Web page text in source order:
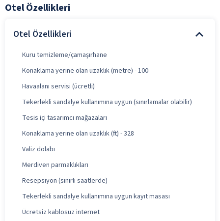
Otel Özellikleri
Otel Özellikleri
Kuru temizleme/çamaşırhane
Konaklama yerine olan uzaklık (metre) - 100
Havaalanı servisi (ücretli)
Tekerlekli sandalye kullanımına uygun (sınırlamalar olabilir)
Tesis içi tasarımcı mağazaları
Konaklama yerine olan uzaklık (ft) - 328
Valiz dolabı
Merdiven parmaklıkları
Resepsiyon (sınırlı saatlerde)
Tekerlekli sandalye kullanımına uygun kayıt masası
Ücretsiz kablosuz internet